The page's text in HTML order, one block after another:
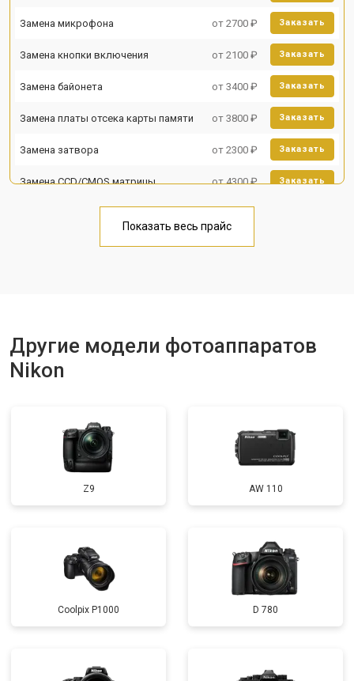
Замена микрофона от 2700 ₽ Заказать
Замена кнопки включения от 2100 ₽ Заказать
Замена байонета от 3400 ₽ Заказать
Замена платы отсека карты памяти от 3800 ₽ Заказать
Замена затвора от 2300 ₽ Заказать
Замена CCD/CMOS матрицы от 4300 ₽ Заказать
Чистка матрицы от 3100 ₽
Показать весь прайс
Другие модели фотоаппаратов
Nikon
Z9 AW 110
Coolpix P1000 D 780